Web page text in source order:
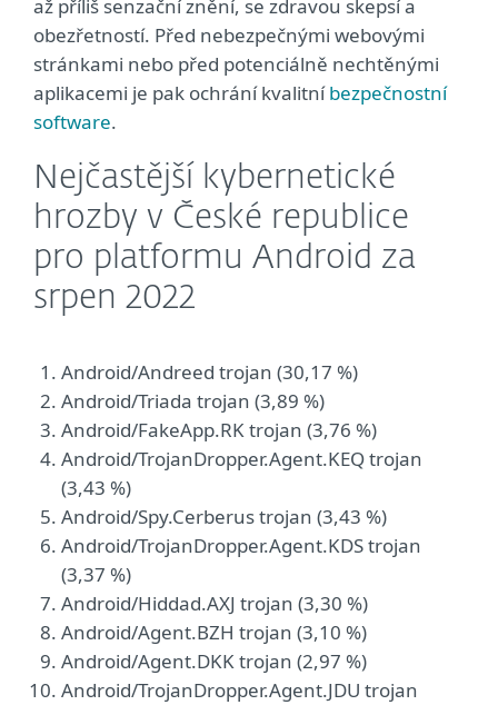
až příliš senzační znění, se zdravou skepsí a
obezřetností. Před nebezpečnými webovými
stránkami nebo před potenciálně nechtěnými
aplikacemi je pak ochrání kvalitníbezpečnostní
software.
Nejčastější kybernetické
hrozby v České republice
pro platformu Android za
srpen 2022
Android/Andreed trojan (30,17 %)
Android/Triada trojan (3,89 %)
Android/FakeApp.RK trojan (3,76 %)
Android/TrojanDropper.Agent.KEQ trojan
(3,43 %)
Android/Spy.Cerberus trojan (3,43 %)
Android/TrojanDropper.Agent.KDS trojan
(3,37 %)
Android/Hiddad.AXJ trojan (3,30 %)
Android/Agent.BZH trojan (3,10 %)
Android/Agent.DKK trojan (2,97 %)
Android/TrojanDropper.Agent.JDU trojan